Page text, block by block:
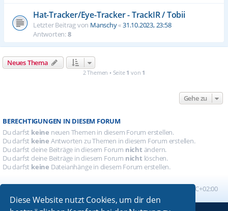
Diese Website nutzt Cookies, um dir den
Hat-Tracker/Eye-Tracker - TrackIR / Tobii
Letzter Beitrag von Manschy«31.10.2023, 23:58
Antworten:8
Neues Thema
2 Themen • Seite 1 von 1
Gehe zu
BERECHTIGUNGEN IN DIESEM FORUM
Du darfst keine neuen Themen in diesem Forum erstellen.
Du darfst keine Antworten zu Themen in diesem Forum erstellen.
Du darfst deine Beiträge in diesem Forum nicht ändern.
Du darfst deine Beiträge in diesem Forum nicht löschen.
Du darfst keine Dateianhänge in diesem Forum erstellen.
UTC+02:00